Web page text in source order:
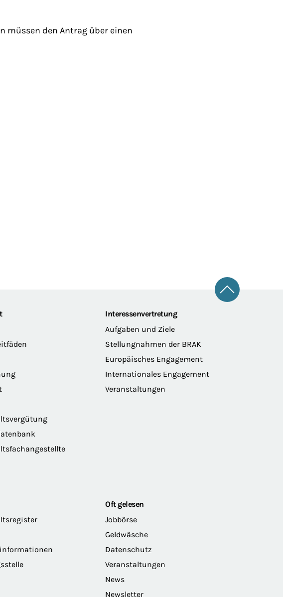
müssen den Antrag über einen
Zum
Interessenvertretung
Aufgaben und Ziele
Stellungnahmen der BRAK
Europäisches Engagement
Internationales Engagement
Veranstaltungen
Oft gelesen
Jobbörse
Geldwäsche
Datenschutz
Veranstaltungen
News
Newsletter